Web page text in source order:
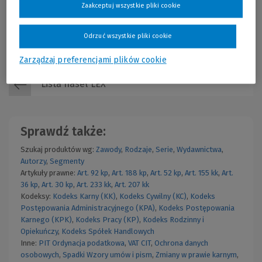
prawidłowe stosowanie stanowi dziś jeden z kluczowych
elementów bezpieczeństwa podatkowego przedsiębiorstw.
Szkolenie ON-LINE dla klientów publikacji!
Najniższa cena z 30 dni przed obniżką:
Już od:
Rok publikacji: 2026
Lista haseł LEX
Sprawdź także:
Szukaj produktów wg: Zawody, Rodzaje, Serie, Wydawnictwa,
Autorzy, Segmenty
Artykuły prawne: Art. 92 kp, Art. 188 kp, Art. 52 kp, Art. 155 kk, Art.
36 kp, Art. 30 kp, Art. 233 kk, Art. 207 kk
Kodeksy: Kodeks Karny (KK), Kodeks Cywilny (KC), Kodeks
Postępowania Administracyjnego (KPA), Kodeks Postępowania
Karnego (KPK), Kodeks Pracy (KP), Kodeks Rodzinny i
Opiekuńczy, Kodeks Spółek Handlowych
Inne: PIT Ordynacja podatkowa, VAT CIT, Ochrona danych
osobowych, Spadki Wzory umów i pism, Zmiany w prawie karnym,
Zarządzaj preferencjami plików cookie
Odrzuć wszystkie pliki cookie
Zaakceptuj wszystkie pliki cookie